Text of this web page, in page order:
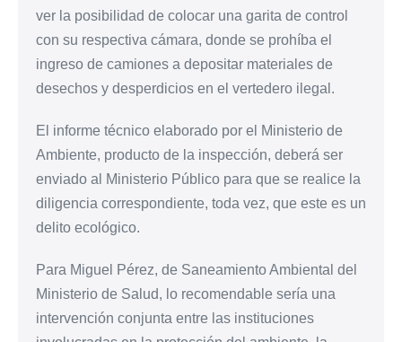
ver la posibilidad de colocar una garita de control
con su respectiva cámara, donde se prohíba el
ingreso de camiones a depositar materiales de
desechos y desperdicios en el vertedero ilegal.
El informe técnico elaborado por el Ministerio de
Ambiente, producto de la inspección, deberá ser
enviado al Ministerio Público para que se realice la
diligencia correspondiente, toda vez, que este es un
delito ecológico.
Para Miguel Pérez, de Saneamiento Ambiental del
Ministerio de Salud, lo recomendable sería una
intervención conjunta entre las instituciones